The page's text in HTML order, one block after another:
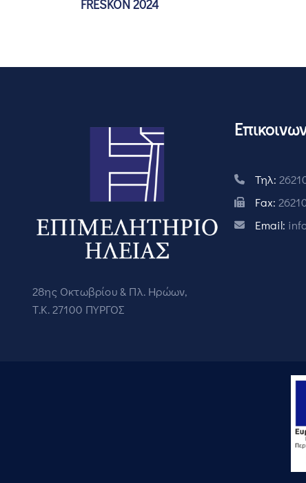
FRESKON 2024
28ης Οκτωβρίου & Πλ. Ηρώων,
Τ.Κ. 27100 ΠΥΡΓΟΣ
Τηλ:
Fax:
Email: